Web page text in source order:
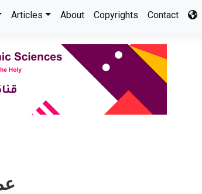
Articles About Copyrights Contact